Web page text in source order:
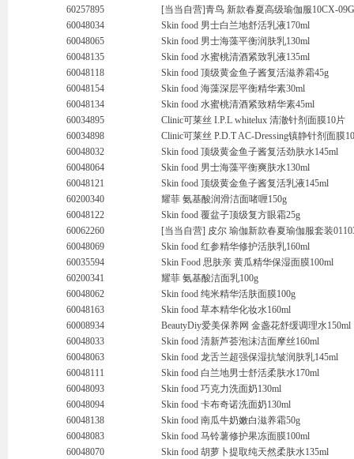
60257895
[当当自营]青鸟 新款春夏高级瑜伽服10CX-
60048034
Skin food 男士白兰地舒活乳液170ml
60048065
Skin food 男士海藻平衡润肤乳130ml
60048135
Skin food 水蜜桃清酒紧致乳液135ml
60048118
Skin food 顶级黄金鱼子酱复活滋养霜45g
60048154
Skin food 海藻深层平衡精华素30ml
60048134
Skin food 水蜜桃清酒紧致精华素45ml
60034895
Clinic可莱丝 I.P.L whitelux 清澈针剂面膜10片
60034898
Clinic可莱丝 P.D.T AC-Dressing镇静针剂面膜
60048032
Skin food 顶级黄金鱼子酱复活劲肤水145ml
60048064
Skin food 男士海藻平衡爽肤水130ml
60048121
Skin food 顶级黄金鱼子酱复活乳液145ml
60200340
耀菲 氨基酸润滑洁面啫喱150g
60048122
Skin food 覆盆子顶级复方眼霜25g
60062260
[当当自营] 皮尔 瑜伽新款春夏瑜伽服套装
60048069
Skin food 红参精华修护活肤乳160ml
60035594
Skin Food 思肤亲 黄瓜精华保湿面膜100ml
60200341
耀菲 氨基酸洁面乳100g
60048062
Skin food 纯米精华活肤面膜100g
60048163
Skin food 草本精华化妆水160ml
60008934
BeautyDiy爱美保养网 金盏花舒缓调理水150ml
60048033
Skin food 清新芦荟泡沫洁面摩丝160ml
60048063
Skin food 龙舌兰超强保湿抗皱润肤乳145ml
60048111
Skin food 白兰地男士舒活柔肤水170ml
60048093
Skin food 巧克力洗面奶130ml
60048094
Skin food 卡布奇诺洗面奶130ml
60048138
Skin food 南瓜牛奶嫩白滋养霜50g
60048083
Skin food 马铃薯修护果冻面膜100ml
60048070
Skin food 胡萝卜提取纯天然柔肤水135ml